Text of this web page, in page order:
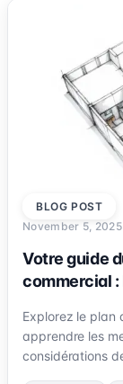
BLOG POST
November 5, 2025
Votre guide
commercial
Explorez le plan
apprendre les
considérations